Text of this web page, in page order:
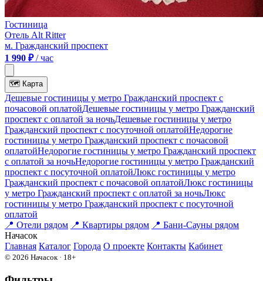
Гостиница
Отель Alt Ritter
м. Гражданский проспект
1 990 ₽/ час
🗺 Карта
Дешевые гостиницы у метро Гражданский проспект c
почасовой оплатойДешевые гостиницы у метро Гражданский
проспект с оплатой за ночьДешевые гостиницы у метро
Гражданский проспект c посуточной оплатойНедорогие
гостиницы у метро Гражданский проспект c почасовой
оплатойНедорогие гостиницы у метро Гражданский проспект
с оплатой за ночьНедорогие гостиницы у метро Гражданский
проспект c посуточной оплатойЛюкс гостиницы у метро
Гражданский проспект c почасовой оплатойЛюкс гостиницы
у метро Гражданский проспект с оплатой за ночьЛюкс
гостиницы у метро Гражданский проспект c посуточной
оплатой
📍 Отели рядом 📍 Квартиры рядом 📍 Бани-Сауны рядом
Начасок
Главная Каталог Города О проекте Контакты Кабинет
© 2026 Начасок · 18+